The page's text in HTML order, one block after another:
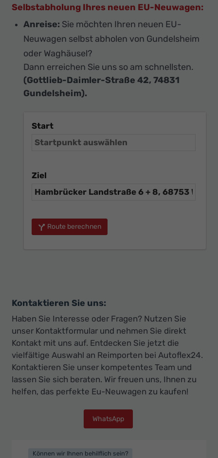
Selbstabholung Ihres neuen EU-Neuwagen:
Anreise: Sie möchten Ihren neuen EU-
Neuwagen selbst abholen von Gundelsheim
oder Waghäusel?
Dann erreichen Sie uns so am schnellsten.
(Gottlieb-Daimler-Straße 42, 74831
Gundelsheim).
Start
Ziel
Route berechnen
Kontaktieren Sie uns:
Haben Sie Interesse oder Fragen? Nutzen Sie
unser Kontaktformular und nehmen Sie direkt
Kontakt mit uns auf. Entdecken Sie jetzt die
vielfältige Auswahl an Reimporten bei Autoflex24.
Kontaktieren Sie unser kompetentes Team und
lassen Sie sich beraten. Wir freuen uns, Ihnen zu
helfen, das perfekte Eu-Neuwagen zu kaufen!
WhatsApp
Können wir Ihnen behilflich sein?